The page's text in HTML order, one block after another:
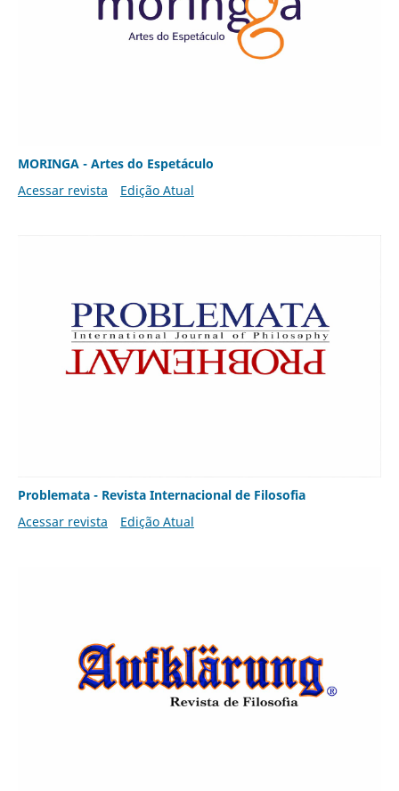
MORINGA - Artes do Espetáculo
Acessar revista
Edição Atual
Problemata - Revista Internacional de Filosofia
Acessar revista
Edição Atual